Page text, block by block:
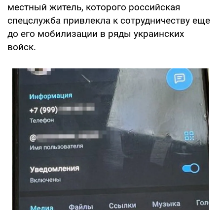
местный житель, которого российская
спецслужба привлекла к сотрудничеству еще
до его мобилизации в ряды украинских
войск.